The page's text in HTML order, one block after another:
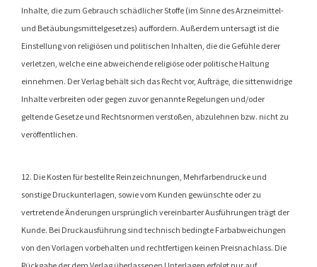
Inhalte, die zum Gebrauch schädlicher Stoffe (im Sinne des Arzneimittel-
und Betäubungsmittelgesetzes) auffordern. Außerdem untersagt ist die
Einstellung von religiösen und politischen Inhalten, die die Gefühle derer
verletzen, welche eine abweichende religiöse oder politische Haltung
einnehmen. Der Verlag behält sich das Recht vor, Aufträge, die sittenwidrige
Inhalte verbreiten oder gegen zuvor genannte Regelungen und/oder
geltende Gesetze und Rechtsnormen verstoßen, abzulehnen bzw. nicht zu
veröffentlichen.
12. Die Kosten für bestellte Reinzeichnungen, Mehrfarbendrucke und
sonstige Druckunterlagen, sowie vom Kunden gewünschte oder zu
vertretende Änderungen ursprünglich vereinbarter Ausführungen trägt der
Kunde. Bei Druckausführung sind technisch bedingte Farbabweichungen
von den Vorlagen vorbehalten und rechtfertigen keinen Preisnachlass. Die